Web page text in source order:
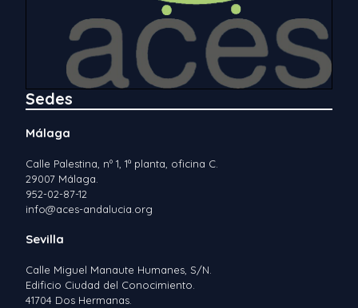
Sedes
Málaga
Calle Palestina, nº 1, 1ª planta, oficina C.
29007 Málaga.
952-02-87-12
info@aces-andalucia.org
Sevilla
Calle Miguel Manaute Humanes, S/N.
Edificio Ciudad del Conocimiento.
41704 Dos Hermanas.